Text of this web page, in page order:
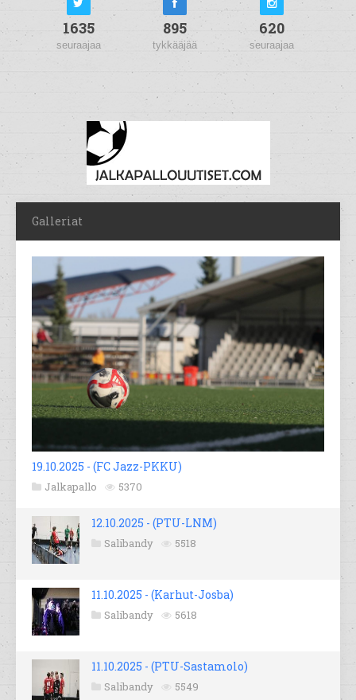
1635
seuraajaa
895
tykkääjää
620
seuraajaa
Galleriat
19.10.2025 - (FC Jazz-PKKU)
Jalkapallo 5370
12.10.2025 - (PTU-LNM)
Salibandy 5518
11.10.2025 - (Karhut-Josba)
Salibandy 5618
11.10.2025 - (PTU-Sastamolo)
Salibandy 5549